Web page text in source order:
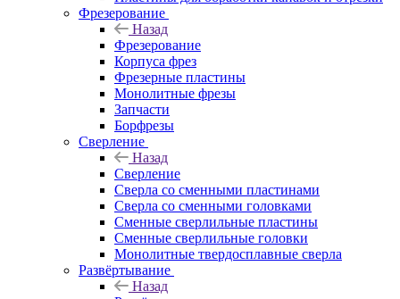
Фрезерование
Назад
Фрезерование
Корпуса фрез
Фрезерные пластины
Монолитные фрезы
Запчасти
Борфрезы
Сверление
Назад
Сверление
Сверла со сменными пластинами
Сверла со сменными головками
Сменные сверлильные пластины
Сменные сверлильные головки
Монолитные твердосплавные сверла
Развёртывание
Назад